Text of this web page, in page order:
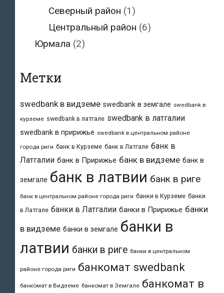
Северный район (1)
Центральный район (6)
Юрмала (2)
Метки
swedbank в видземе swedbank в земгале swedbank в
курземе swedbank в латгале swedbank в латгалии
swedbank в пририжье swedbank в центральном районе
города риги банк в Курземе банк в Латгале банк в
Латгалии банк в Пририжье банк в видземе банк в
земгале банк в латвии банк в риге
банк в центральном районе города риги банки в Курземе банки
в Латгале банки в Латгалии банки в Пририжье банки
в видземе банки в земгале банки в
латвии банки в риге банки в центральном
районе города риги банкомат swedbank
банкомат в Видземе банкомат в Земгале банкомат в